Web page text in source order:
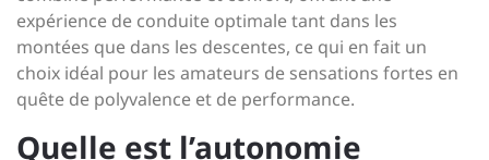
expérience de conduite optimale tant dans les
montées que dans les descentes, ce qui en fait un
choix idéal pour les amateurs de sensations fortes en
quête de polyvalence et de performance.
Quelle est l’autonomie